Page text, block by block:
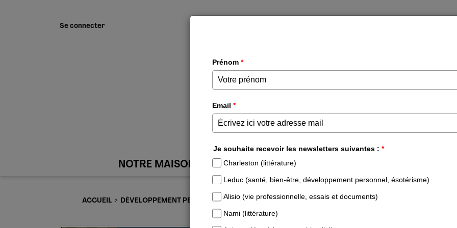
Se connecter
PROFESSIONNEL
NOTRE MAISON NOS LIVRES
ACCUEIL DÉVELOPPEMENT PERSONNEL & PROFESSIONNEL VIE PROFESSIONNELLE TOUT LE MONDE